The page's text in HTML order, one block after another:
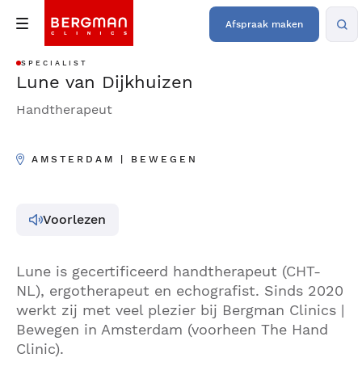
Afspraak maken
SPECIALIST
Lune van Dijkhuizen
Handtherapeut
AMSTERDAM | BEWEGEN
Voorlezen
Lune is gecertificeerd handtherapeut (CHT-
NL), ergotherapeut en echografist. Sinds 2020
werkt zij met veel plezier bij Bergman Clinics |
Bewegen in Amsterdam (voorheen The Hand
Clinic).